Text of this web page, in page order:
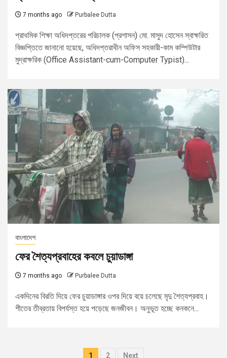
7 months ago Purbalee Dutta
প্রাথমিক শিক্ষা অধিদপ্তরের পরিচালক (প্রশাসন) মো. মাসুদ হোসেন স্বাক্ষরিত
বিজ্ঞপ্তিতে জানানো হয়েছে, অধিদপ্তরাধীন অফিস সহকারী-কাম কম্পিউটার
মুদ্রাক্ষরিক (Office Assistant-cum-Computer Typist)...
বাংলাদেশ
ফের শৈত্যপ্রবাহের কবলে চুয়াডাঙ্গা
7 months ago Purbalee Dutta
একদিনের বিরতি দিয়ে ফের চুয়াডাঙ্গার ওপর দিয়ে বয়ে চলেছে মৃদু শৈত্যপ্রবাহ।
শীতের তীব্রতায় বিপর্যস্ত হয়ে পড়েছে জনজীবন। অনুভূত হচ্ছে কনকনে...
1 2 Next